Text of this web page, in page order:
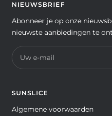
NIEUWSBRIEF
Abonneer je op onze
nieuwste aanbiedingen te
Uw e-mail
SUNSLICE
Algemene voorwaarden